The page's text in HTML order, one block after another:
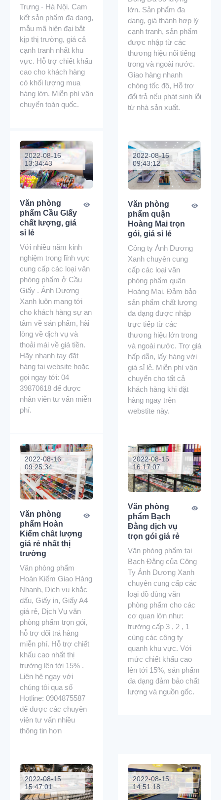
Trưng - Hà Nội. Cam
kết sản phẩm đa dạng,
mẫu mã hiện đại bắt
kịp thị trường, giá cả
cạnh tranh nhất khu
vực. Hỗ trợ chiết khấu
cao cho khách hàng
có khối lượng mua
hàng lớn. Miễn phí vận
chuyển toàn quốc.
lớn. Sản phẩm đa
dạng, giá thành hợp lý
cạnh tranh, sản phẩm
được nhập từ các
thương hiệu nổi tiếng
trong và ngoài nước.
Giao hàng nhanh
chóng tốc độ, Hỗ trợ
đổi trả nếu phát sinh lỗi
từ nhà sản xuất.
2022-08-16
13:34:43
Văn phòng
phẩm Cầu Giấy
chất lượng, giá
sỉ lẻ
Với nhiều năm kinh
nghiệm trong lĩnh vực
cung cấp các loại văn
phòng phẩm ở Cầu
Giấy . Ánh Dương
Xanh luôn mang tới
cho khách hàng sự an
tâm về sản phẩm, hài
lòng về dịch vụ và
thoải mái về giá tiền.
Hãy nhanh tay đặt
hàng tại website hoặc
gọi ngay tới: 04
39870618 để được
nhân viên tư vấn miễn
phí.
2022-08-16
09:43:12
Văn phòng
phẩm quận
Hoàng Mai trọn
gói, giá sỉ lẻ
Công ty Ánh Dương
Xanh chuyên cung
cấp các loại văn
phòng phẩm quận
Hoàng Mai. Đảm bảo
sản phẩm chất lượng
đa dạng được nhập
trực tiếp từ các
thương hiệu lớn trong
và ngoài nước. Trợ giá
hấp dẫn, lấy hàng với
giá sỉ lẻ. Miễn phí vận
chuyển cho tất cả
khách hàng khi đặt
hàng ngay trên
webstite này.
2022-08-16
09:25:34
Văn phòng
phẩm Hoàn
Kiếm chât lượng
giá rẻ nhất thị
trường
Văn phòng phẩm
Hoàn Kiếm Giao Hàng
Nhanh, Dịch vụ khắc
dấu, Giấy in, Giấy A4
giá rẻ, Dịch Vụ văn
phòng phẩm trọn gói,
hỗ trợ đổi trả hàng
miễn phí. Hỗ trợ chiết
khấu cao nhất thị
trường lên tới 15% .
Liên hệ ngay với
chúng tôi qua số
Hotline: 0904875587
để được các chuyên
viên tư vấn nhiều
thông tin hơn
2022-08-15
16:17:07
Văn phòng
phẩm Bạch
Đằng dịch vụ
trọn gói giá rẻ
Văn phòng phẩm tại
Bạch Đằng của Công
Ty Ánh Dương Xanh
chuyên cung cấp các
loại đồ dùng văn
phòng phẩm cho các
cơ quan lớn như:
trường cấp 3 , 2 , 1
cùng các công ty
quanh khu vực. Với
mức chiết khấu cao
lên tới 15%, sản phẩm
đa dạng đảm bảo chất
lượng và nguồn gốc.
2022-08-15
15:47:01
2022-08-15
14:51:18